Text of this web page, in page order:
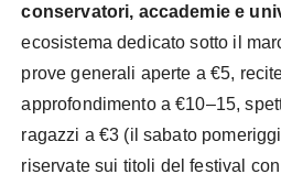
conservatori, accademie e
ecosistema dedicato sotto il
prove generali aperte a €5,
approfondimento a €10–15,
ragazzi a €3 (il sabato
riservate sui titoli del festival